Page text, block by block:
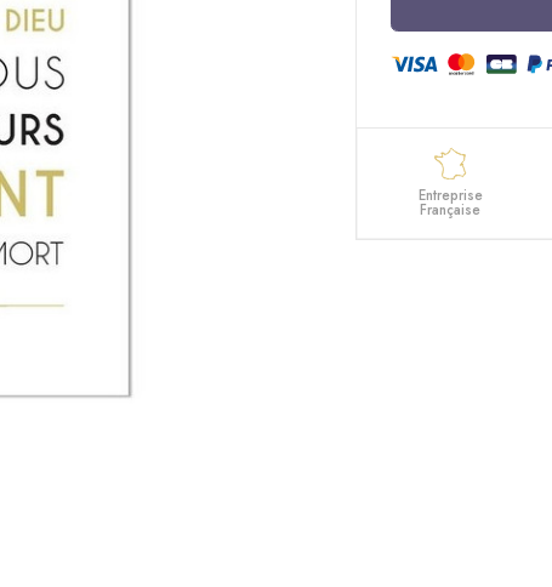
Entreprise
Française